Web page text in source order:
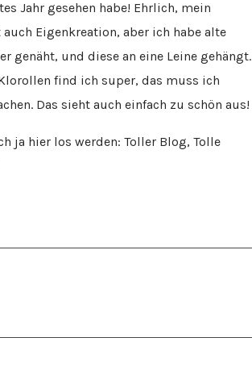
Jahr gesehen habe! Ehrlich, mein
Eigenkreation, aber ich habe alte
genäht, und diese an eine Leine gehängt.
find ich super, das muss ich
Das sieht auch einfach zu schön aus!
ja hier los werden: Toller Blog, Tolle